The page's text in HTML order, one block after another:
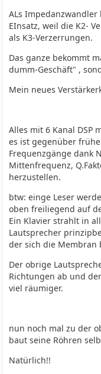
ALs
EInsatz, weil die K2-
als K3-Verzerrungen.
Das ganze bekommt
dumm-Geschäft" ,
Mein neues
Alles mit 6 Kanal DSP
es ist gegenüber
Frequenzgänge dank
Mittenfrequenz,
herzustellen.
btw: einge Leser
oben freiliegend auf
Ein Klavier strahlt in
Lautsprecher
der sich die Membran
Der obrige
Richtungen ab und
viel räumiger.
nun noch mal zu der
baut seine Röhren
Natürlich!!